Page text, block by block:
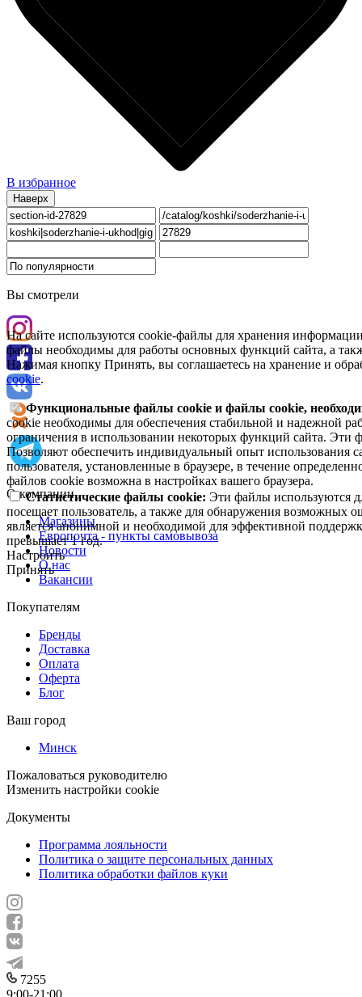
В избранное
Наверх
Вы смотрели
На сайте используются cookie-файлы для хранения
файлы необходимы для работы основных функций сайта, а
Нажимая кнопку Принять, вы соглашаетесь на хранение и
cookie.
Функциональные файлы cookie и файлы cookie,
cookie необходимы для обеспечения стабильной и надежной
ограничения в использовании некоторых функций сайта. Эти
Позволяют обеспечить индивидуальный опыт использования
пользователя, установленные в браузере, в течение
файлов cookie возможна в настройках вашего браузера.
Статистические файлы cookie: Эти файлы используются
посещает пользователь, а также для обнаружения возможных
является анонимной и необходимой для эффективной
превышает 1 год.
Настроить
Принять
О компании
Магазины
Европочта - пункты самовывоза
Новости
О нас
Вакансии
Покупателям
Бренды
Доставка
Оплата
Оферта
Блог
Ваш город
Минск
Пожаловаться руководителю
Изменить настройки cookie
Документы
Программа лояльности
Политика о защите персональных данных
Политика обработки файлов куки
7255
9:00-21:00